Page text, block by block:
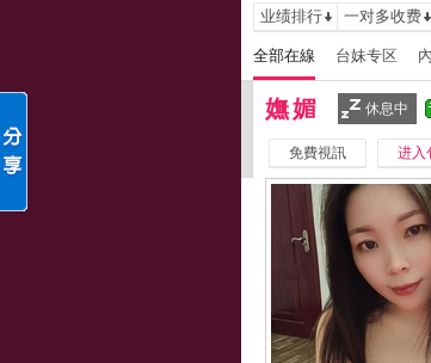
业绩排行 一对多收费
全部在線 台妹专区
嫵媚 休息中
免費視訊 进入